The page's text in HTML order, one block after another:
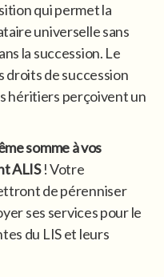
qui permet la
universelle sans
la succession. Le
droits de succession
héritiers perçoivent un
somme à vos
ALIS! Votre
de pérenniser
ses services pour le
du LIS et leurs